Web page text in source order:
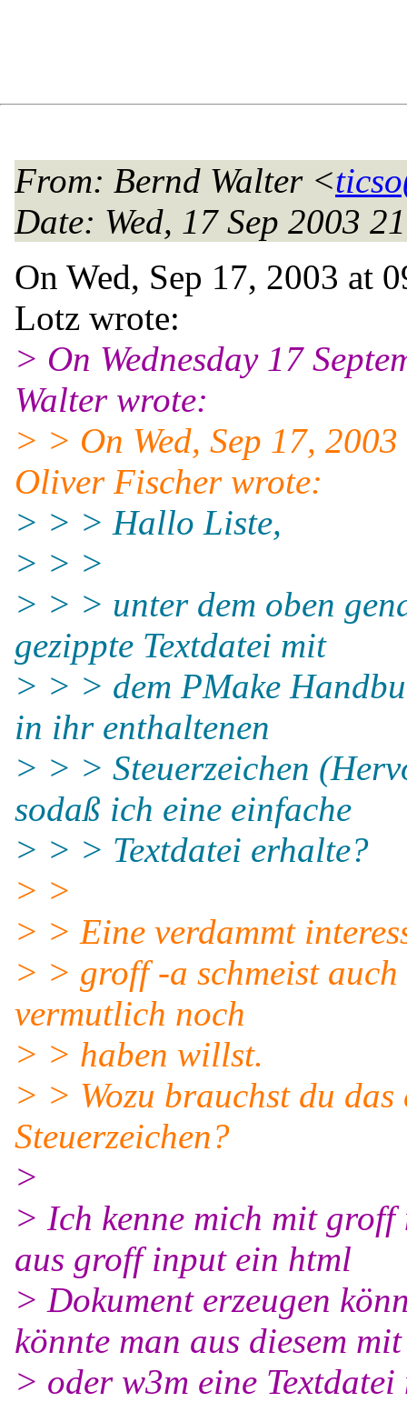
From: Bernd Walter <
Date: Wed, 17 Sep 2003
On Wed, Sep 17, 2003 at
Lotz wrote:
> On Wednesday 17
Walter wrote:
> > On Wed, Sep 17,
Oliver Fischer wrote:
> > > Hallo Liste,
> > >
> > > unter dem oben
gezippte Textdatei mit
> > > dem PMake
in ihr enthaltenen
> > > Steuerzeichen
sodaß ich eine einfache
> > > Textdatei erhalte?
> >
> > Eine verdammt
> > groff -a schmeist
vermutlich noch
> > haben willst.
> > Wozu brauchst du
Steuerzeichen?
>
> Ich kenne mich mit
aus groff input ein html
> Dokument erzeugen
könnte man aus diesem
> oder w3m eine